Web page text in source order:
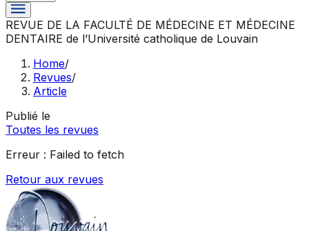
REVUE DE LA FACULTÉ DE MÉDECINE ET MÉDECINE
DENTAIRE de l’Université catholique de Louvain
Home/
Revues/
Article
Publié le
Toutes les revues
Erreur : Failed to fetch
Retour aux revues